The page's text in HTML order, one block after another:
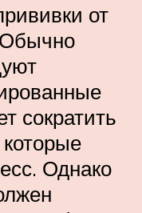
от
сократить
Однако